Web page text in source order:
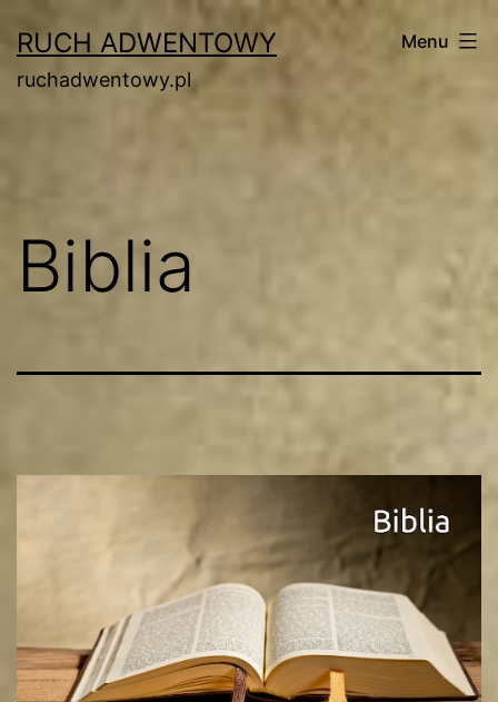
do
treści
RUCH ADWENTOWY
ruchadwentowy.pl
Menu
Biblia